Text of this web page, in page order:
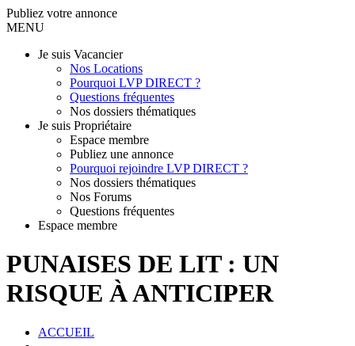
Publiez votre annonce
MENU
Je suis Vacancier
Nos Locations
Pourquoi LVP DIRECT ?
Questions fréquentes
Nos dossiers thématiques
Je suis Propriétaire
Espace membre
Publiez une annonce
Pourquoi rejoindre LVP DIRECT ?
Nos dossiers thématiques
Nos Forums
Questions fréquentes
Espace membre
PUNAISES DE LIT : UN
RISQUE À ANTICIPER
ACCUEIL